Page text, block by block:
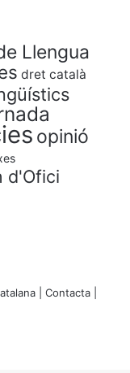
Llengua
dret català
opinió
d'Ofici
| Contacta